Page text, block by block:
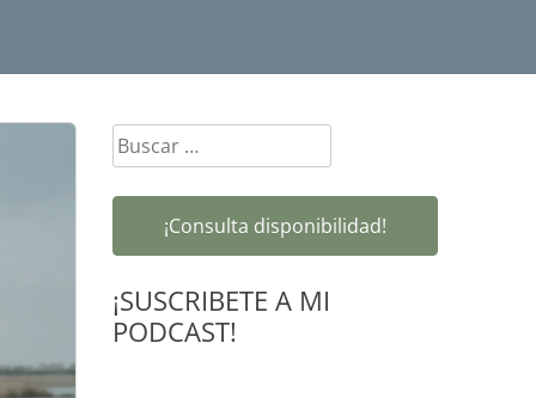
Buscar:
¡Consulta disponibilidad!
¡SUSCRIBETE A MI
PODCAST!